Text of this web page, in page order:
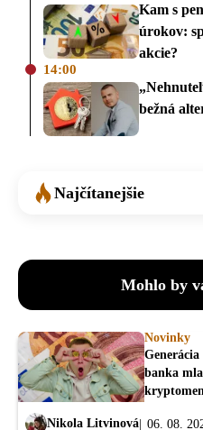
Kam s
úrokov:
akcie?
14:00
bežná
Najčítanejšie
Mohlo by
Novinky
banka
Nikola Litvinová 06. 08.